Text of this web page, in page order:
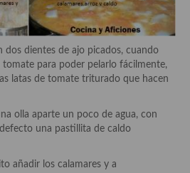
pizzas, quiches y demás
dos dientes de ajo picados, cuando
tomate para poder pelarlo fácilmente,
latas de tomate triturado que hacen
olla aparte un poco de agua, con
una pastillita de caldo
añadir los calamares y a